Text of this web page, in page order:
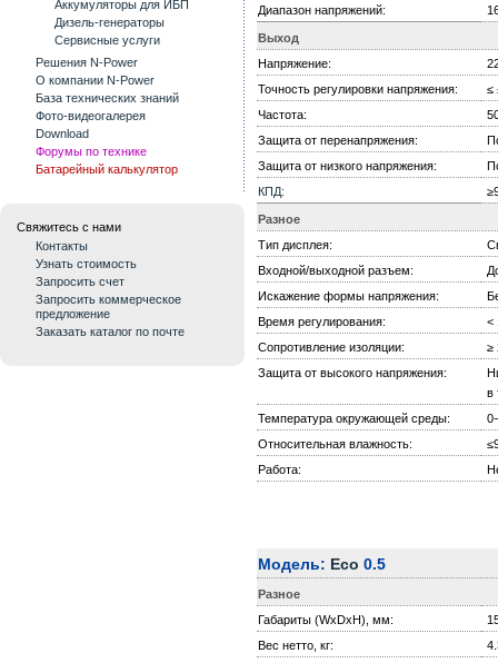
Аккумуляторы для ИБП
Дизель-генераторы
Сервисные услуги
Решения N-Power
О компании N-Power
База технических знаний
Фото-видеогалерея
Download
Форумы по технике
Батарейный калькулятор
Свяжитесь с нами
Контакты
Узнать стоимость
Запросить счет
Запросить коммерческое
предложение
Заказать каталог по почте
Диапазон напряжений:
Выход
Напряжение:
Точность регулировки напряжения:
≤
Частота:
Защита от перенапряжения:
Защита от низкого напряжения:
КПД:
Разное
Тип дисплея:
Входной/выходной разъем:
Искажение формы напряжения:
Время регулирования:
<
Сопротивление изоляции:
≥
Защита от высокого напряжения:
в
Температура окружающей среды:
Относительная влажность:
Работа:
Модель: Eco 0.5
Разное
Габариты (WxDxH), мм:
Вес нетто, кг: